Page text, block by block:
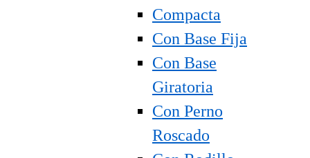
Compacta
Con Base Fija
Con Base
Giratoria
Con Perno
Roscado